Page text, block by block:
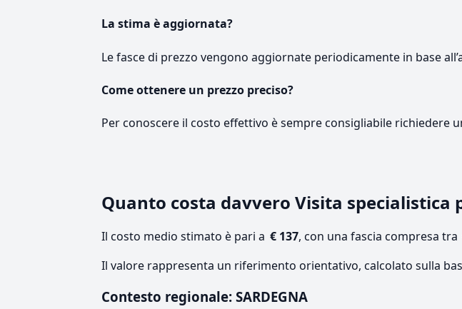
La stima è aggiornata?
Le fasce di prezzo vengono aggiornate periodicamente in base
Come ottenere un prezzo preciso?
Per conoscere il costo effettivo è sempre consigliabile richiedere
Quanto costa davvero Visita specialistica
Il costo medio stimato è pari a € 137, con una fascia compresa tra
Il valore rappresenta un riferimento orientativo, calcolato sulla
Contesto regionale: SARDEGNA